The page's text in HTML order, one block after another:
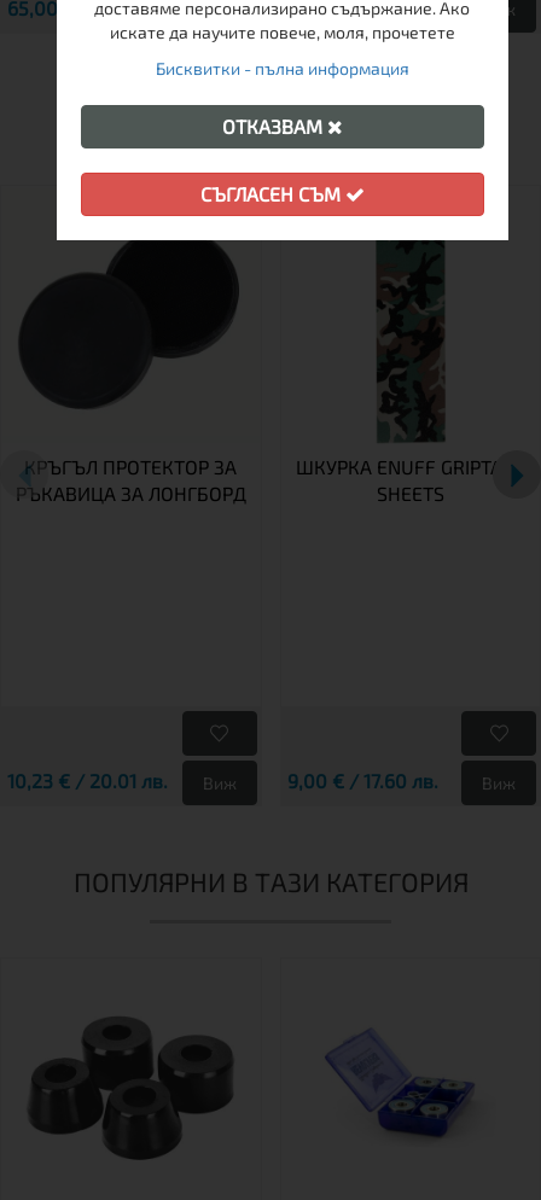
65,00 € / 127.13 лв. Виж 69,00 € / 134.95 лв. Виж
ДРУГИ КЛИЕНТИ ХАРЕСАХА
КРЪГЪЛ ПРОТЕКТОР ЗА
РЪКАВИЦА ЗА ЛОНГБОРД
10,23 € / 20.01 лв. Виж
ШКУРКА ENUFF GRIPTAPE
SHEETS
9,00 € / 17.60 лв. Виж
ПОПУЛЯРНИ В ТАЗИ КАТЕГОРИЯ
доставяме персонализирано съдържание. Ако
искате да научите повече, моля, прочетете
Бисквитки - пълна информация
ОТКАЗВАМ
СЪГЛАСЕН СЪМ